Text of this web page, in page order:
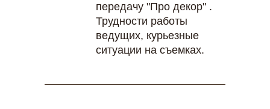
передачу "Про декор" .
Трудности работы
ведущих, курьезные
ситуации на съемках.